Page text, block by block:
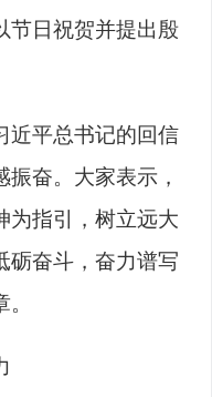
节日祝贺并提出殷
近平总书记的回信
奋。大家表示，
为指引，树立远大
砺奋斗，奋力谱写